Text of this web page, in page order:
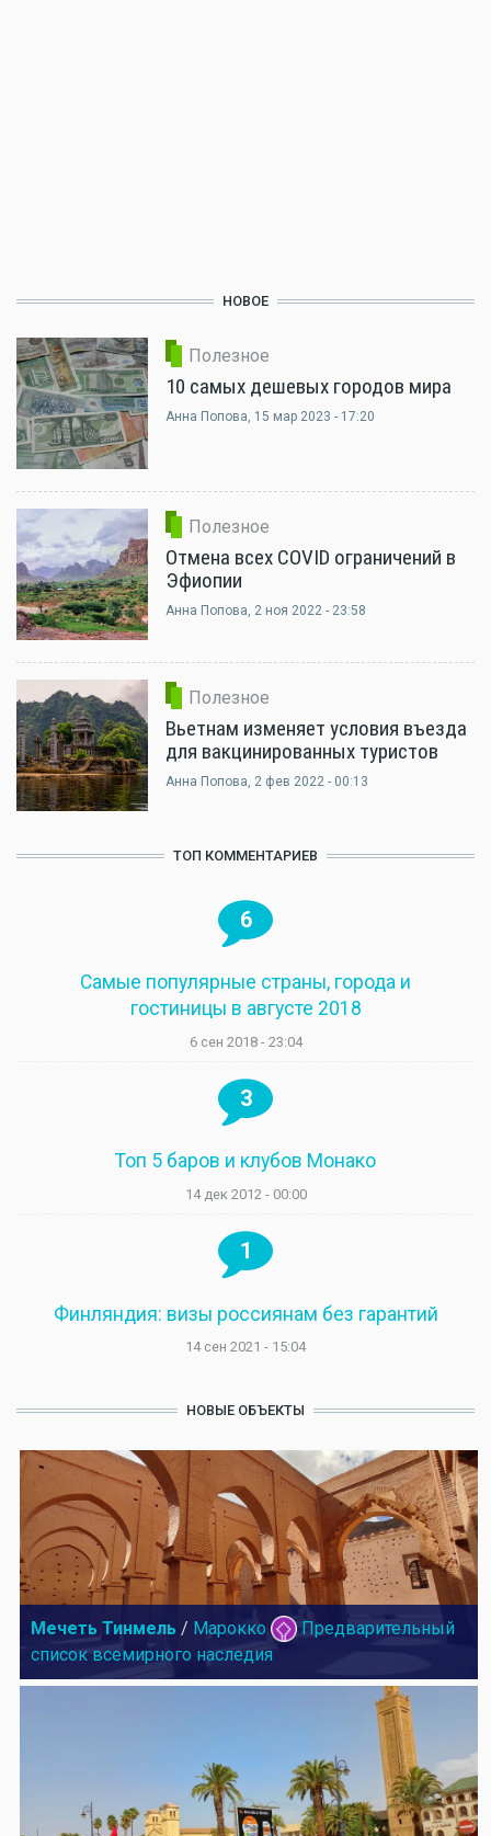
НОВОЕ
Полезное
10 самых дешевых городов мира
Анна Попова, 15 мар 2023 - 17:20
Полезное
Отмена всех COVID ограничений в
Эфиопии
Анна Попова, 2 ноя 2022 - 23:58
Полезное
Вьетнам изменяет условия въезда
для вакцинированных туристов
Анна Попова, 2 фев 2022 - 00:13
ТОП КОММЕНТАРИЕВ
6
Самые популярные страны, города и
гостиницы в августе 2018
6 сен 2018 - 23:04
3
Топ 5 баров и клубов Монако
14 дек 2012 - 00:00
1
Финляндия: визы россиянам без гарантий
14 сен 2021 - 15:04
НОВЫЕ ОБЪЕКТЫ
Мечеть Тинмель / Марокко
Предварительный
список всемирного наследия